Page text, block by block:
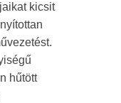
kicsit
hűtött